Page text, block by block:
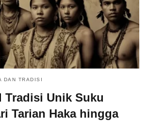
DAN TRADISI
Tradisi Unik Suku
Tarian Haka hingga